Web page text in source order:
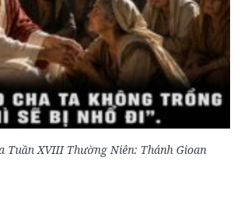
Tuần XVIII Thường Niên: Thánh Gioan